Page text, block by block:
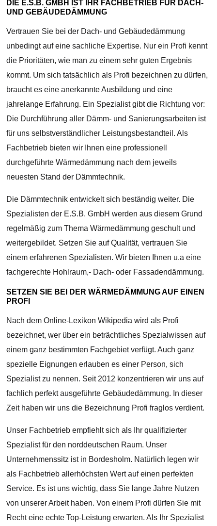
DIE E.S.B. GMBH IST IHR FACHBETRIEB FÜR DACH-
UND GEBÄUDEDÄMMUNG
Vertrauen Sie bei der Dach- und Gebäudedämmung
unbedingt auf eine sachliche Expertise. Nur ein Profi kennt
die Prioritäten, wie man zu einem sehr guten Ergebnis
kommt. Um sich tatsächlich als Profi bezeichnen zu dürfen,
braucht es eine anerkannte Ausbildung und eine
jahrelange Erfahrung. Ein Spezialist gibt die Richtung vor:
Die Durchführung aller Dämm- und Sanierungsarbeiten ist
für uns selbstverständlicher Leistungsbestandteil. Als
Fachbetrieb bieten wir Ihnen eine professionell
durchgeführte Wärmedämmung nach dem jeweils
neuesten Stand der Dämmtechnik.
Die Dämmtechnik entwickelt sich beständig weiter. Die
Spezialisten der E.S.B. GmbH werden aus diesem Grund
regelmäßig zum Thema Wärmedämmung geschult und
weitergebildet. Setzen Sie auf Qualität, vertrauen Sie
einem erfahrenen Spezialisten. Wir bieten Ihnen u.a eine
fachgerechte Hohlraum,- Dach- oder Fassadendämmung.
SETZEN SIE BEI DER WÄRMEDÄMMUNG AUF EINEN
PROFI
Nach dem Online-Lexikon Wikipedia wird als Profi
bezeichnet, wer über ein beträchtliches Spezialwissen auf
einem ganz bestimmten Fachgebiet verfügt. Auch ganz
spezielle Eignungen erlauben es einer Person, sich
Spezialist zu nennen. Seit 2012 konzentrieren wir uns auf
fachlich perfekt ausgeführte Gebäudedämmung. In dieser
Zeit haben wir uns die Bezeichnung Profi fraglos verdient.
Unser Fachbetrieb empfiehlt sich als Ihr qualifizierter
Spezialist für den norddeutschen Raum. Unser
Unternehmenssitz ist in Bordesholm. Natürlich legen wir
als Fachbetrieb allerhöchsten Wert auf einen perfekten
Service. Es ist uns wichtig, dass Sie lange Jahre Nutzen
von unserer Arbeit haben. Von einem Profi dürfen Sie mit
Recht eine echte Top-Leistung erwarten. Als Ihr Spezialist